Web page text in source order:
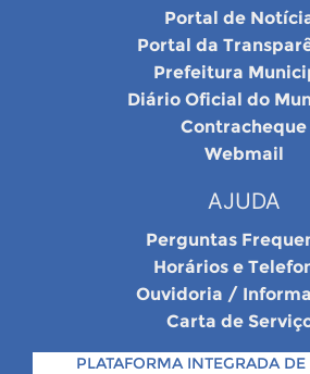
Portal de
Portal da
Prefeitura
Diário Oficial do
Contracheque
Webmail
AJUDA
Perguntas
Horários e
Ouvidoria /
Carta de
PLATAFORMA INTEGRADA DE